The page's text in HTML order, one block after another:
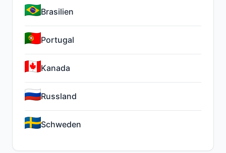
Brasilien
Portugal
Kanada
Russland
Schweden